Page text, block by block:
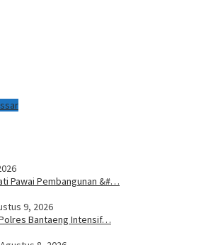
Pawai Pembangunan &#…
9, 2026
Bantaeng Intensif…